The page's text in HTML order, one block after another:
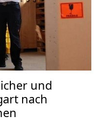
und
nach